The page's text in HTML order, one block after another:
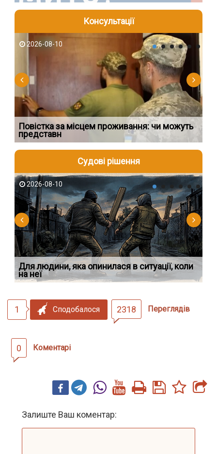
Консультації
2026-08-10
Повістка за місцем проживання: чи можуть
представн
Судові рішення
2026-08-10
Для людини, яка опинилася в ситуації, коли
на неї
1 Сподобалося 2318 Переглядів
0 Коментарі
Залиште Ваш коментар: